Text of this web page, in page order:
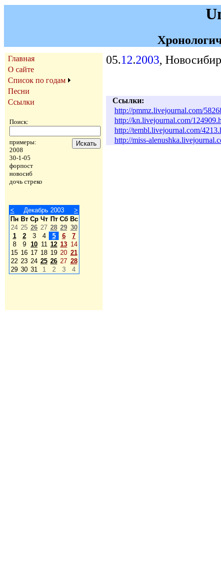
Главная
О сайте
Список по годам
Песни
Ссылки
Поиск:
примеры:
2008
30-1-05
форпост
новосиб
дочь стреко
< Декабрь 2003
>
Пн Вт Ср Чт Пт Сб Вс
24 25 26 27 28 29 30
1
2 3 4 5 6
7
8
9 10 11 12 13 14
15 16 17 18 19 20 21
22 23 24 25 26 27 28
29 30 31 1 2 3 4
05.12.2003,
Ссылки:
http://pmmz.livejournal.com/
http://kn.livejournal.com/
http://tembl.livejournal.com/
http://miss-